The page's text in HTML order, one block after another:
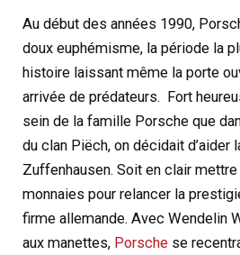
Au début des années 1990,
doux euphémisme, la période la
histoire laissant même la porte
arrivée de prédateurs. Fort
sein de la famille Porsche que
du clan Piëch, on décidait d’aider
Zuffenhausen. Soit en clair
monnaies pour relancer la
firme allemande. Avec Wendelin
aux manettes, Porsche se